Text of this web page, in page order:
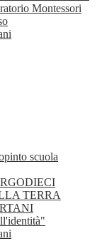
Montessori
scuola
TERRA